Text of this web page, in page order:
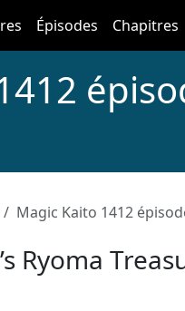
Épisodes Chapitres
Magic Kaito 1412
Ryoma